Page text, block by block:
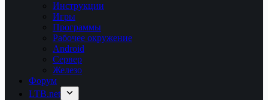
Инструкции
Игры
Программы
Рабочее окружение
Android
Сервер
Железо
Форум
LTB.net